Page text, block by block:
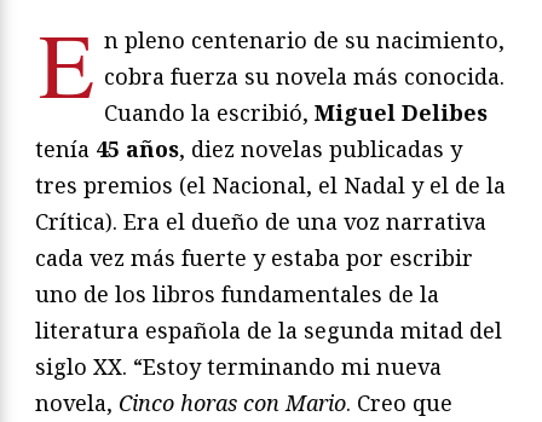
E n pleno centenario de su nacimiento,
cobra fuerza su novela más conocida.
Cuando la escribió, Miguel Delibes
tenía 45 años, diez novelas publicadas y
tres premios (el Nacional, el Nadal y el de la
Crítica). Era el dueño de una voz narrativa
cada vez más fuerte y estaba por escribir
uno de los libros fundamentales de la
literatura española de la segunda mitad del
siglo XX. “Estoy terminando mi nueva
novela, Cinco horas con Mario. Creo que